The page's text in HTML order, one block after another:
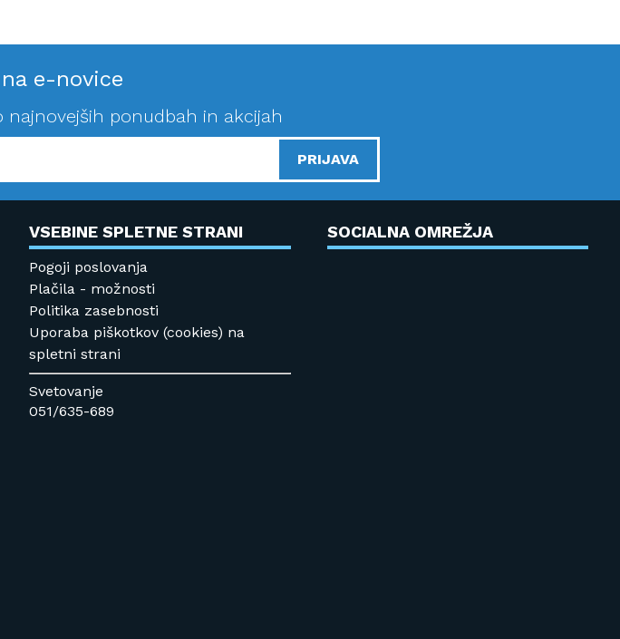
e-novice
najnovejših ponudbah in akcijah
PRIJAVA
VSEBINE SPLETNE STRANI
Pogoji poslovanja
Plačila - možnosti
Politika zasebnosti
Uporaba piškotkov (cookies) na
spletni strani
Svetovanje
051/635-689
SOCIALNA OMREŽJA